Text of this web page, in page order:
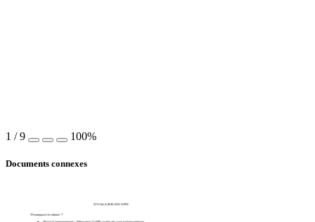
1 /9 100%
Documents connexes